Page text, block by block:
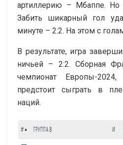
артиллерию – Мбаппе.
Забить шикарный гол
минуте – 2:2. На этом с
В результате, игра
ничьей – 2:2. Сборная
чемпионат Европы-
предстоит сыграть в
наций.